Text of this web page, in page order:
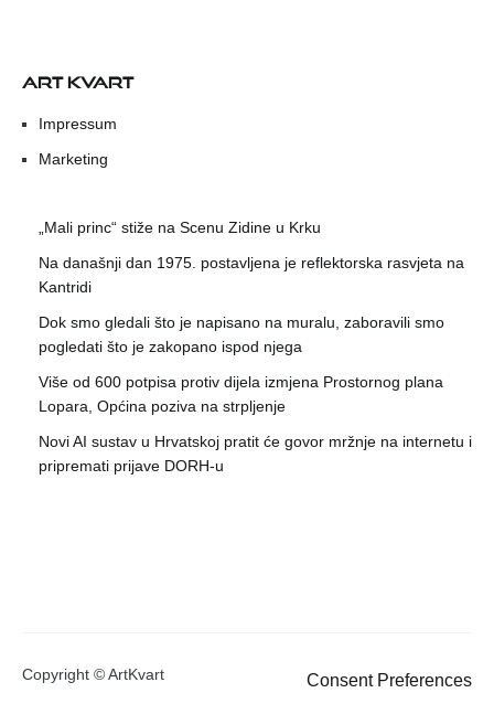
ART KVART
Impressum
Marketing
„Mali princ“ stiže na Scenu Zidine u Krku
Na današnji dan 1975. postavljena je reflektorska rasvjeta na
Kantridi
Dok smo gledali što je napisano na muralu, zaboravili smo
pogledati što je zakopano ispod njega
Više od 600 potpisa protiv dijela izmjena Prostornog plana
Lopara, Općina poziva na strpljenje
Novi AI sustav u Hrvatskoj pratit će govor mržnje na internetu i
pripremati prijave DORH-u
Copyright © ArtKvart Consent Preferences